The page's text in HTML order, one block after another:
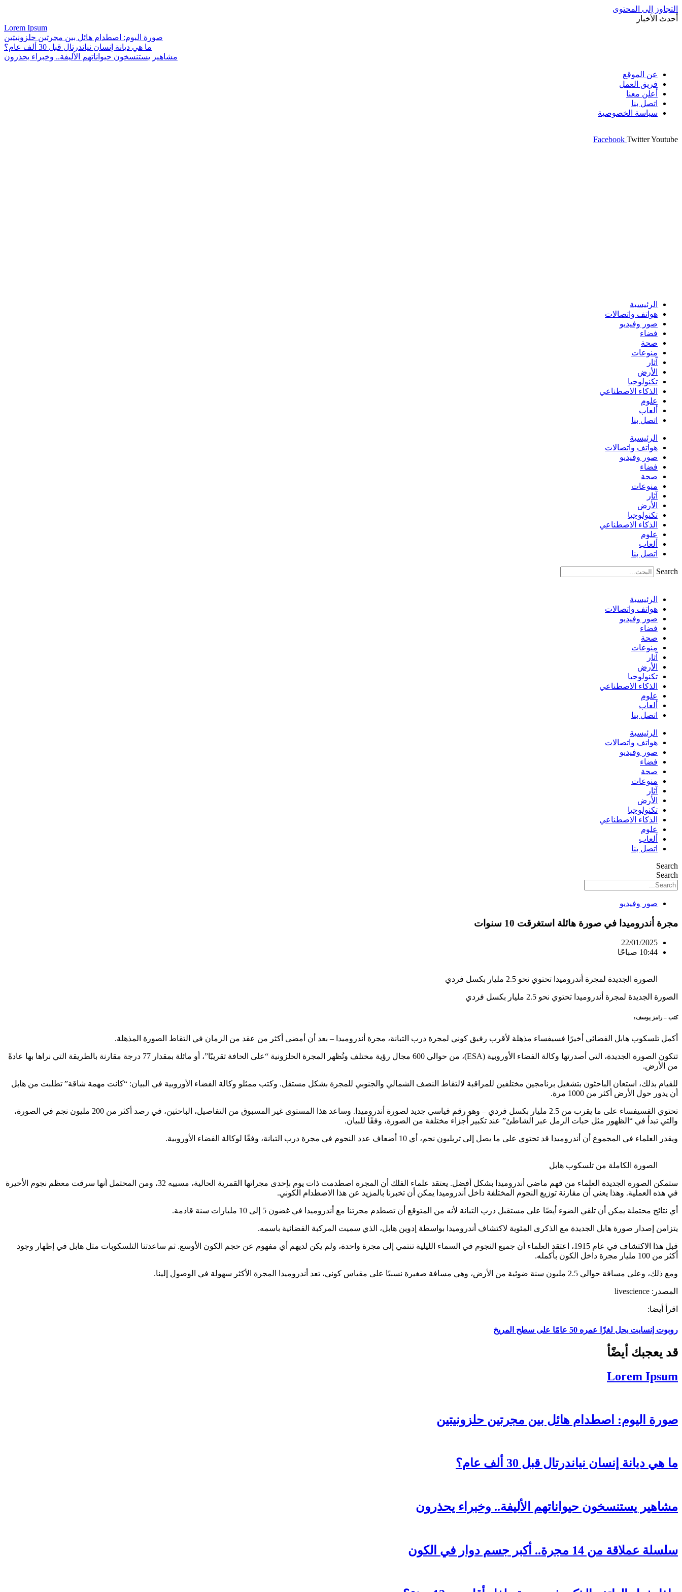
التجاوز إلى المحتوى
أحدث الأخبار
Lorem Ipsum
صورة اليوم: اصطدام هائل بين مجرتين حلزونيتين
ما هي ديانة إنسان نياندرتال قبل 30 ألف عام؟
مشاهير يستنسخون حيواناتهم الأليفة.. وخبراء يحذرون
عن الموقع
فريق العمل
أعلن معنا
اتصل بنا
سياسة الخصوصية
Facebook TwitterYoutube
الرئيسية
هواتف واتصالات
صور وفيديو
فضاء
صحة
منوعات
آثار
الأرض
تكنولوجيا
الذكاء الاصطناعي
علوم
ألعاب
اتصل بنا
الرئيسية
هواتف واتصالات
صور وفيديو
فضاء
صحة
منوعات
آثار
الأرض
تكنولوجيا
الذكاء الاصطناعي
علوم
ألعاب
اتصل بنا
Search
الرئيسية
هواتف واتصالات
صور وفيديو
فضاء
صحة
منوعات
آثار
الأرض
تكنولوجيا
الذكاء الاصطناعي
علوم
ألعاب
اتصل بنا
الرئيسية
هواتف واتصالات
صور وفيديو
فضاء
صحة
منوعات
آثار
الأرض
تكنولوجيا
الذكاء الاصطناعي
علوم
ألعاب
اتصل بنا
Search
Search
صور وفيديو
مجرة أندروميدا في صورة هائلة استغرقت 10 سنوات
22/01/2025
10:44 صباحًا
الصورة الجديدة لمجرة أندروميدا تحتوي نحو 2.5 مليار بكسل فردي
الصورة الجديدة لمجرة أندروميدا تحتوي نحو 2.5 مليار بكسل فردي
كتب – رامز يوسف:
أكمل تلسكوب هابل الفضائي أخيرًا فسيفساء مذهلة لأقرب رفيق كوني لمجرة درب التبانة، مجرة ​​أندروميدا – بعد أن أمضى أكثر من عقد من الزمان في التقاط الصورة المذهلة.
تتكون الصورة الجديدة، التي أصدرتها وكالة الفضاء الأوروبية (ESA)، من حوالي 600 مجال رؤية مختلف وتُظهر المجرة الحلزونية “على الحافة تقريبًا”، أو مائلة بمقدار 77 درجة مقارنة بالطريقة التي نراها بها عادةً
من الأرض.
للقيام بذلك، استعان الباحثون بتشغيل برنامجين مختلفين للمراقبة لالتقاط النصف الشمالي والجنوبي للمجرة بشكل مستقل. وكتب ممثلو وكالة الفضاء الأوروبية في البيان: “كانت مهمة شاقة” تطلبت من هابل
أن يدور حول الأرض أكثر من 1000 مرة.
تحتوي الفسيفساء على ما يقرب من 2.5 مليار بكسل فردي – وهو رقم قياسي جديد لصورة أندروميدا. وساعد هذا المستوى غير المسبوق من التفاصيل، الباحثين، في رصد أكثر من 200 مليون نجم في الصورة،
والتي تبدأ في “الظهور مثل حبات الرمل عبر الشاطئ” عند تكبير أجزاء مختلفة من الصورة، وفقًا للبيان.
ويقدر العلماء في المجموع أن أندروميدا قد تحتوي على ما يصل إلى تريليون نجم، أي 10 أضعاف عدد النجوم في مجرة ​​درب التبانة، وفقًا لوكالة الفضاء الأوروبية.
الصورة الكاملة من تلسكوب هابل
ستمكن الصورة الجديدة العلماء من فهم ماضي أندروميدا بشكل أفضل. يعتقد علماء الفلك أن المجرة اصطدمت ذات يوم بإحدى مجراتها القمرية الحالية، مسييه 32، ومن المحتمل أنها سرقت معظم نجوم الأخيرة
في هذه العملية. وهذا يعني أن مقارنة توزيع النجوم المختلفة داخل أندروميدا يمكن أن تخبرنا بالمزيد عن هذا الاصطدام الكوني.
أي نتائج محتملة يمكن أن تلقي الضوء أيضًا على مستقبل درب التبانة لأنه من المتوقع أن تصطدم مجرتنا مع أندروميدا في غضون 5 إلى 10 مليارات سنة قادمة.
يتزامن إصدار صورة هابل الجديدة مع الذكرى المئوية لاكتشاف أندروميدا بواسطة إدوين هابل، الذي سميت المركبة الفضائية باسمه.
قبل هذا الاكتشاف في عام 1915، اعتقد العلماء أن جميع النجوم في السماء الليلية تنتمي إلى مجرة ​​واحدة، ولم يكن لديهم أي مفهوم عن حجم الكون الأوسع. ثم ساعدتنا التلسكوبات مثل هابل في إظهار وجود
أكثر من 100 مليار مجرة ​​داخل الكون بأكمله.
ومع ذلك، وعلى مسافة حوالي 2.5 مليون سنة ضوئية من الأرض، وهي مسافة صغيرة نسبيًا على مقياس كوني، تعد أندروميدا المجرة الأكثر سهولة في الوصول إلينا.
المصدر: livescience
اقرأ أيضا:
روبوت إنسايت يحل لغزًا عمره 50 عامًا على سطح المريخ
قد يعجبك أيضًأ
Lorem Ipsum
صورة اليوم: اصطدام هائل بين مجرتين حلزونيتين
ما هي ديانة إنسان نياندرتال قبل 30 ألف عام؟
مشاهير يستنسخون حيواناتهم الأليفة.. وخبراء يحذرون
سلسلة عملاقة من 14 مجرة..​​ أكبر جسم دوار في الكون